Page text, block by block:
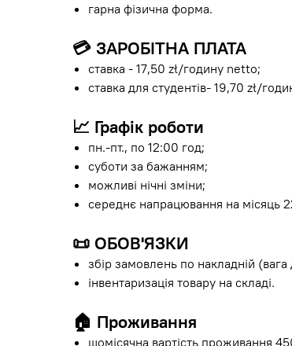
гарна фізична форма.
💳 ЗАРОБІТНА ПЛАТА
ставка - 17,50 zł/годину netto;
ставка для студентів- 19,70 zł/
📈 Графік роботи
пн.-пт., по 12:00 год;
суботи за бажанням;
можливі нічні зміни;
середнє напрацювання на місяць
📜 ОБОВ'ЯЗКИ
збір замовлень по накладній
інвентаризація товару на складі.
🏠 Проживання
щомісячна вартість проживання